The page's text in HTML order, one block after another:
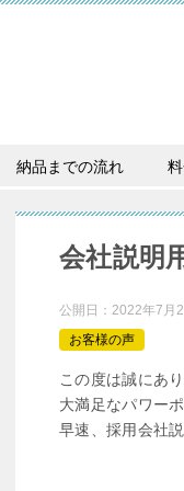
納品までの流れ
会社説明
公開日： 2022年7月
お客様の声
この度は誠にあ
大満足なパワー
早速、採用会社